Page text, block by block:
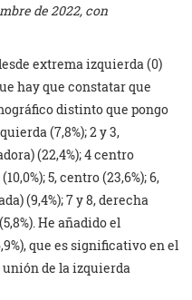
de 2022, con
extrema izquierda (0)
hay que constatar que
distinto que pongo
(7,8%); 2 y 3,
(22,4%); 4 centro
5, centro (23,6%); 6,
(9,4%); 7 y 8, derecha
He añadido el
que es significativo en el
unión de la izquierda